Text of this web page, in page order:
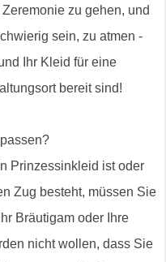
zu gehen, und
sein, zu atmen -
Ihr Kleid für eine
bereit sind!
Prinzessinkleid ist oder
Zug besteht, müssen Sie
Bräutigam oder Ihre
nicht wollen, dass Sie